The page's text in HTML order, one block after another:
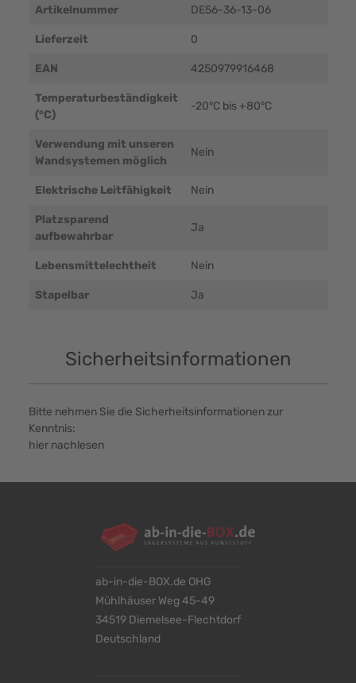
Artikelnummer DE56-36-13-06
Lieferzeit 0
EAN 4250979916468
Temperaturbeständigkeit
(°C)
-20°C bis +80°C
Verwendung mit unseren
Wandsystemen möglich
Nein
Elektrische Leitfähigkeit Nein
Platzsparend
aufbewahrbar
Ja
Lebensmittelechtheit Nein
Stapelbar Ja
Sicherheitsinformationen
Bitte nehmen Sie die Sicherheitsinformationen zur
Kenntnis:
hier nachlesen
ab-in-die-BOX.de OHG
Mühlhäuser Weg 45-49
34519 Diemelsee-Flechtdorf
Deutschland